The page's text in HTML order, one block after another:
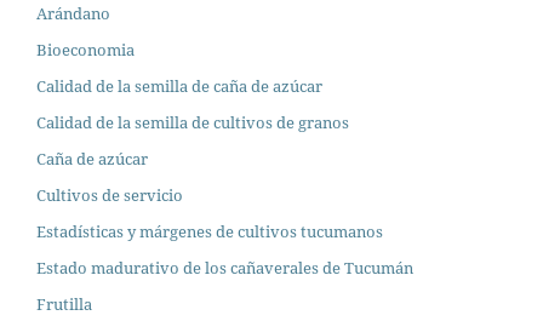
Arándano
Bioeconomia
Calidad de la semilla de caña de azúcar
Calidad de la semilla de cultivos de granos
Caña de azúcar
Cultivos de servicio
Estadísticas y márgenes de cultivos tucumanos
Estado madurativo de los cañaverales de Tucumán
Frutilla